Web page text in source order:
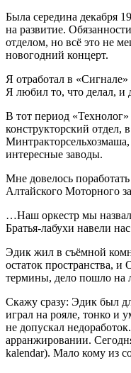
Была середина декабря
на развитие.
отделом, но всё это не
новогодний концерт.
Я отработал в
Я любил то, что делал, и
В тот период
конструкторский отдел,
интересные заводы.
Мне довелось
Алтайского Моторного
…Наш оркестр мы
Братья-лабухи навели
Эдик жил в съёмной
остаток пространства,
термины, дело пошло на
Скажу сразу: Эдик был
играл на рояле, тонко и
не допускал
арранжировании.
kalendar). Мало кому из